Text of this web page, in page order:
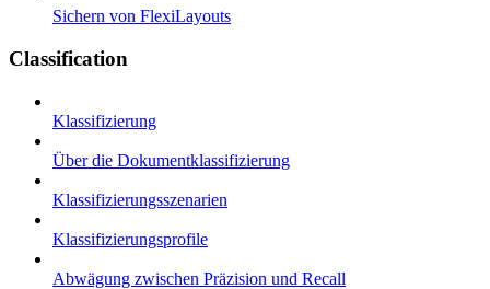
Sichern von FlexiLayouts
Classification
Klassifizierung
Über die Dokumentklassifizierung
Klassifizierungsszenarien
Klassifizierungsprofile
Abwägung zwischen Präzision und Recall